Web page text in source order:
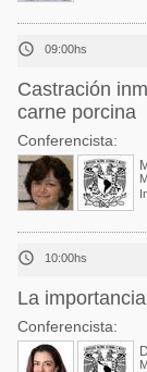
 09:00hs
Castración
carne porcina
Conferencista:
 10:00hs
La
Conferencista: